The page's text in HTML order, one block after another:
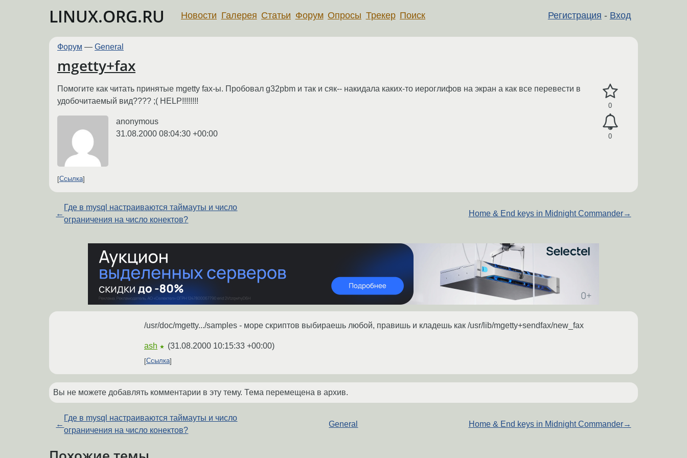
LINUX.ORG.RU Регистрация - Вход
Новости Галерея Статьи Форум Опросы Трекер Поиск
Форум — General
mgetty+fax
0
0
Помогите как читать принятые mgetty fax-ы. Пробовал g32pbm и так и сяк-- накидала каких-то иероглифов на экран а как все перевести в
удобочитаемый вид???? ;( HELP!!!!!!!!
anonymous
31.08.2000 08:04:30 +00:00
Ссылка
←
Где в mysql настраиваются таймауты и число
ограничения на число конектов?
Home & End keys in Midnight Commander→
/usr/doc/mgetty.../samples - море скриптов выбираешь любой, правишь и кладешь как /usr/lib/mgetty+sendfax/new_fax
ash ★ (31.08.2000 10:15:33 +00:00)
Ссылка
Вы не можете добавлять комментарии в эту тему. Тема перемещена в архив.
←
Где в mysql настраиваются таймауты и число
ограничения на число конектов?
General Home & End keys in Midnight Commander→